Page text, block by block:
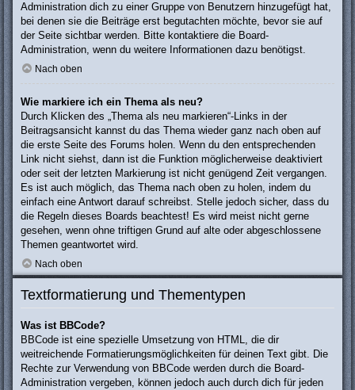
Administration dich zu einer Gruppe von Benutzern hinzugefügt hat,
bei denen sie die Beiträge erst begutachten möchte, bevor sie auf
der Seite sichtbar werden. Bitte kontaktiere die Board-
Administration, wenn du weitere Informationen dazu benötigst.
Nach oben
Wie markiere ich ein Thema als neu?
Durch Klicken des „Thema als neu markieren“-Links in der
Beitragsansicht kannst du das Thema wieder ganz nach oben auf
die erste Seite des Forums holen. Wenn du den entsprechenden
Link nicht siehst, dann ist die Funktion möglicherweise deaktiviert
oder seit der letzten Markierung ist nicht genügend Zeit vergangen.
Es ist auch möglich, das Thema nach oben zu holen, indem du
einfach eine Antwort darauf schreibst. Stelle jedoch sicher, dass du
die Regeln dieses Boards beachtest! Es wird meist nicht gerne
gesehen, wenn ohne triftigen Grund auf alte oder abgeschlossene
Themen geantwortet wird.
Nach oben
Textformatierung und Thementypen
Was ist BBCode?
BBCode ist eine spezielle Umsetzung von HTML, die dir
weitreichende Formatierungsmöglichkeiten für deinen Text gibt. Die
Rechte zur Verwendung von BBCode werden durch die Board-
Administration vergeben, können jedoch auch durch dich für jeden